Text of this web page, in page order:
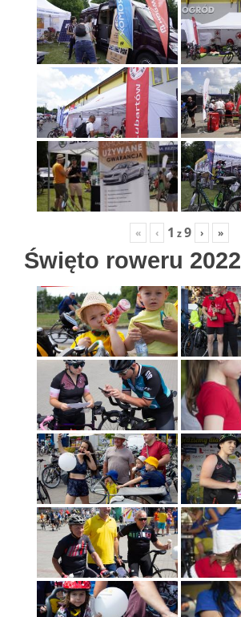
« ‹ 1 z9 › »
Święto roweru 2022